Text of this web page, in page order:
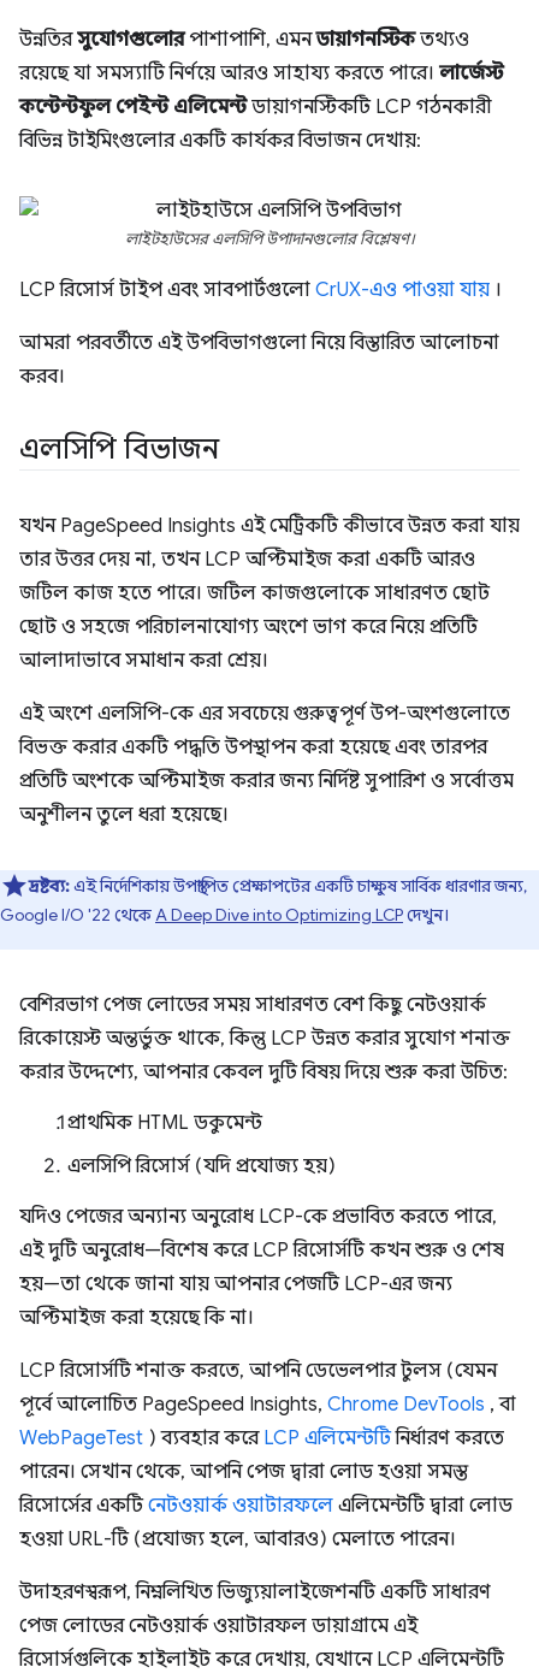
উন্নতিরসুযোগগুলোরপাশাপাশি, এমনডায়াগনস্টিকতথ্যও
রয়েছে যা সমস্যাটি নির্ণয়ে আরও সাহায্য করতে পারে। লার্জেস্ট
কন্টেন্টফুল পেইন্ট এলিমেন্টডায়াগনস্টিকটি LCP গঠনকারী
বিভিন্ন টাইমিংগুলোর একটি কার্যকর বিভাজন দেখায়:
লাইটহাউসের এলসিপি উপাদানগুলোর বিশ্লেষণ।
LCP রিসোর্স টাইপ এবং সাবপার্টগুলো CrUX-এও পাওয়া যায় ।
আমরা পরবর্তীতে এই উপবিভাগগুলো নিয়ে বিস্তারিত আলোচনা
করব।
এলসিপি বিভাজন
যখন PageSpeed ​​Insights এই মেট্রিকটি কীভাবে উন্নত করা যায়
তার উত্তর দেয় না, তখন LCP অপ্টিমাইজ করা একটি আরও
জটিল কাজ হতে পারে। জটিল কাজগুলোকে সাধারণত ছোট
ছোট ও সহজে পরিচালনাযোগ্য অংশে ভাগ করে নিয়ে প্রতিটি
আলাদাভাবে সমাধান করা শ্রেয়।
এই অংশে এলসিপি-কে এর সবচেয়ে গুরুত্বপূর্ণ উপ-অংশগুলোতে
বিভক্ত করার একটি পদ্ধতি উপস্থাপন করা হয়েছে এবং তারপর
প্রতিটি অংশকে অপ্টিমাইজ করার জন্য নির্দিষ্ট সুপারিশ ও সর্বোত্তম
অনুশীলন তুলে ধরা হয়েছে।
দ্রষ্টব্য:এই নির্দেশিকায় উপস্থাপিত প্রেক্ষাপটের একটি চাক্ষুষ সার্বিক ধারণার জন্য,
Google I/O '22 থেকেA Deep Dive into Optimizing LCPদেখুন।
বেশিরভাগ পেজ লোডের সময় সাধারণত বেশ কিছু নেটওয়ার্ক
রিকোয়েস্ট অন্তর্ভুক্ত থাকে, কিন্তু LCP উন্নত করার সুযোগ শনাক্ত
করার উদ্দেশ্যে, আপনার কেবল দুটি বিষয় দিয়ে শুরু করা উচিত:
প্রাথমিক HTML ডকুমেন্ট
এলসিপি রিসোর্স (যদি প্রযোজ্য হয়)
যদিও পেজের অন্যান্য অনুরোধ LCP-কে প্রভাবিত করতে পারে,
এই দুটি অনুরোধ—বিশেষ করে LCP রিসোর্সটি কখন শুরু ও শেষ
হয়—তা থেকে জানা যায় আপনার পেজটি LCP-এর জন্য
অপ্টিমাইজ করা হয়েছে কি না।
LCP রিসোর্সটি শনাক্ত করতে, আপনি ডেভেলপার টুলস (যেমন
পূর্বে আলোচিত PageSpeed ​​Insights, Chrome DevTools , বা
WebPageTest ) ব্যবহার করে LCP এলিমেন্টটিনির্ধারণ করতে
পারেন। সেখান থেকে, আপনি পেজ দ্বারা লোড হওয়া সমস্ত
রিসোর্সের একটিনেটওয়ার্ক ওয়াটারফলে এলিমেন্টটি দ্বারা লোড
হওয়া URL-টি (প্রযোজ্য হলে, আবারও) মেলাতে পারেন।
উদাহরণস্বরূপ, নিম্নলিখিত ভিজ্যুয়ালাইজেশনটি একটি সাধারণ
পেজ লোডের নেটওয়ার্ক ওয়াটারফল ডায়াগ্রামে এই
রিসোর্সগুলিকে হাইলাইট করে দেখায়, যেখানে LCP এলিমেন্টটি